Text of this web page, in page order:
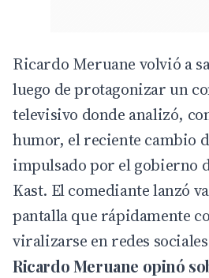
Ricardo Meruane volvió a
luego de protagonizar un
televisivo donde analizó,
humor, el reciente cambio
impulsado por el gobierno
Kast. El comediante lanzó
pantalla que rápidamente
viralizarse en redes
Ricardo Meruane opinó